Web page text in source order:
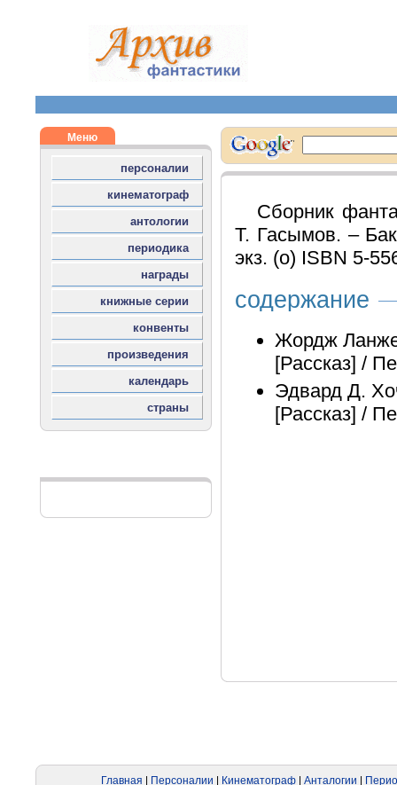
Сборник
Т. Гасымов. –
экз. (о) ISBN 5-
содержание
Жордж
[Рассказ] /
Эдвард Д.
[Рассказ] /